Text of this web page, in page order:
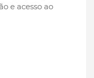
e acesso ao